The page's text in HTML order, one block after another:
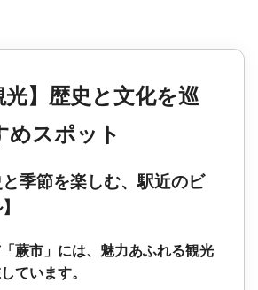
光】歴史と文化を巡
めスポット
と季節を楽しむ、駅近のビ
蕨市」には、魅力あふれる観光
ています。